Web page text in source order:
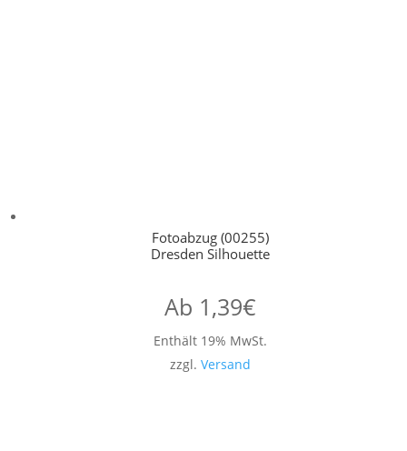
Fotoabzug (00255)
Dresden Silhouette
Ab 1,39€
Enthält 19% MwSt.
zzgl. Versand